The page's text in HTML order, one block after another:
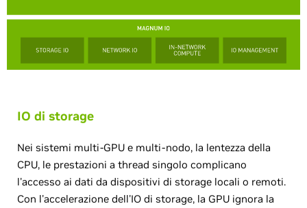
IO di storage
Nei sistemi multi-GPU e multi-nodo, la lentezza della
CPU, le prestazioni a thread singolo complicano
l'accesso ai dati da dispositivi di storage locali o remoti.
Con l'accelerazione dell'IO di storage, la GPU ignora la